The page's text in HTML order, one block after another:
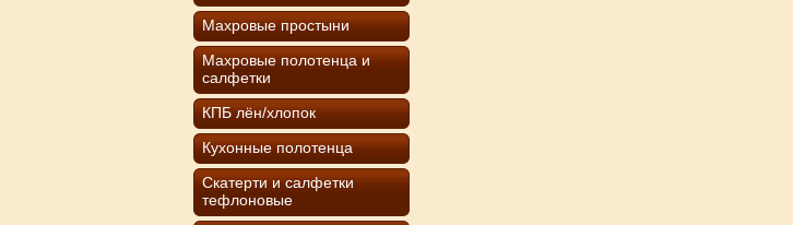
Махровые простыни
Махровые полотенца и
салфетки
КПБ лён/хлопок
Кухонные полотенца
Скатерти и салфетки
тефлоновые